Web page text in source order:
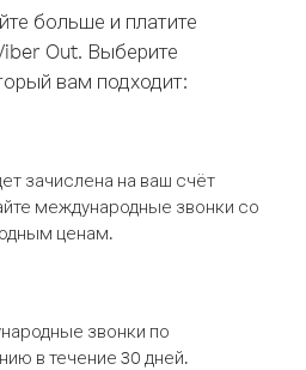
больше и платите
Out. Выберите
вам подходит:
зачислена на ваш счёт
международные звонки со
ценам.
звонки по
в течение 30 дней.